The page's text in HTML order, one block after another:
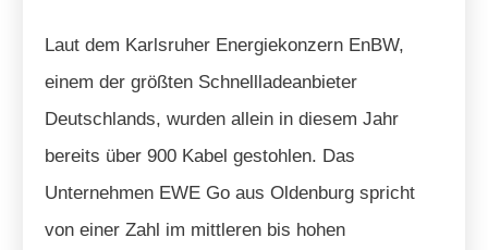
Laut dem Karlsruher Energiekonzern EnBW,
einem der größten Schnellladeanbieter
Deutschlands, wurden allein in diesem Jahr
bereits über 900 Kabel gestohlen. Das
Unternehmen EWE Go aus Oldenburg spricht
von einer Zahl im mittleren bis hohen